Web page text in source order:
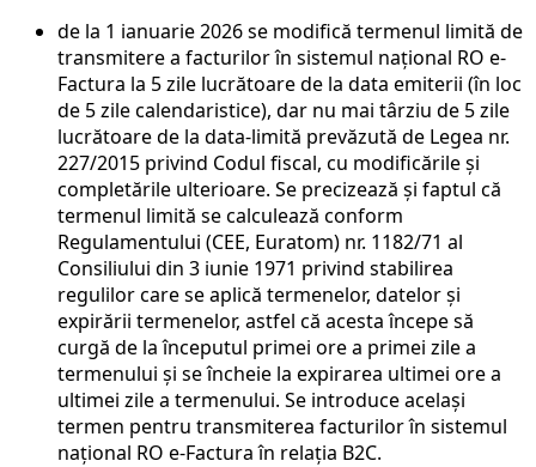
de la 1 ianuarie 2026 se modifică termenul limită de
transmitere a facturilor în sistemul național RO e-
Factura la 5 zile lucrătoare de la data emiterii (în loc
de 5 zile calendaristice), dar nu mai târziu de 5 zile
lucrătoare de la data-limită prevăzută de Legea nr.
227/2015 privind Codul fiscal, cu modificările și
completările ulterioare. Se precizează și faptul că
termenul limită se calculează conform
Regulamentului (CEE, Euratom) nr. 1182/71 al
Consiliului din 3 iunie 1971 privind stabilirea
regulilor care se aplică termenelor, datelor și
expirării termenelor, astfel că acesta începe să
curgă de la începutul primei ore a primei zile a
termenului și se încheie la expirarea ultimei ore a
ultimei zile a termenului. Se introduce același
termen pentru transmiterea facturilor în sistemul
național RO e-Factura în relația B2C.